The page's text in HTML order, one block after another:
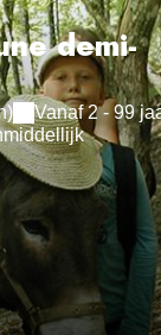
demi-
Vanaf 2 - 99